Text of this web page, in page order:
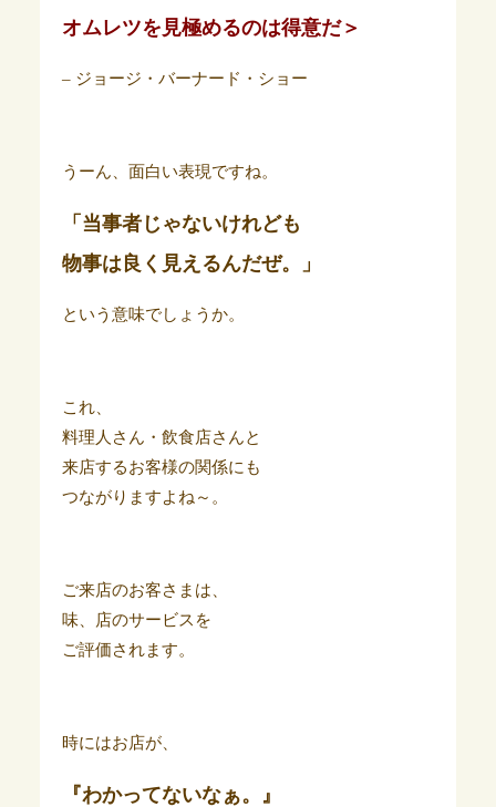
オムレツを見極めるのは得意だ＞
– ジョージ・バーナード・ショー
うーん、面白い表現ですね。
「当事者じゃないけれども
物事は良く見えるんだぜ。」
という意味でしょうか。
これ、
料理人さん・飲食店さんと
来店するお客様の関係にも
つながりますよね～。
ご来店のお客さまは、
味、店のサービスを
ご評価されます。
時にはお店が、
『わかってないなぁ。』